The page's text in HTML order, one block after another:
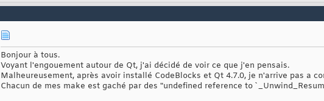
Bonjour à tous.
Voyant l'engouement autour de Qt, j'ai décidé de voir ce que j'en pensais.
Malheureusement, après avoir installé CodeBlocks et Qt 4.7.0, je n'arrive pas a
Chacun de mes make est gaché par des "undefined reference to